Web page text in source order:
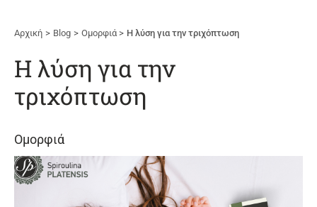
Αρχική Blog Ομορφιά Η λύση για την τριχόπτωση
Η λύση για την
τριχόπτωση
Ομορφιά